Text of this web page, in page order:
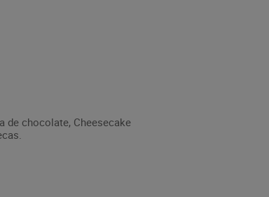
de chocolate, Cheesecake